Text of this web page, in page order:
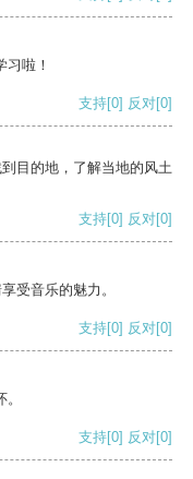
啦！
支持[0] 反对[0]
目的地，了解当地的风土
支持[0] 反对[0]
受音乐的魅力。
支持[0] 反对[0]
支持[0] 反对[0]